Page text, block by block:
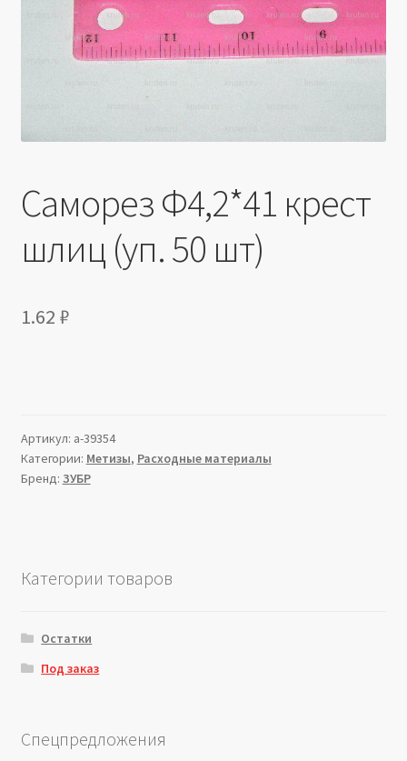
Юридические данные
Саморез Ф4,2*41 крест
шлиц (уп. 50 шт)
1.62 ₽
Артикул: a-39354
Категории: Метизы, Расходные материалы
Бренд: ЗУБР
Категории товаров
Остатки
Под заказ
Спецпредложения